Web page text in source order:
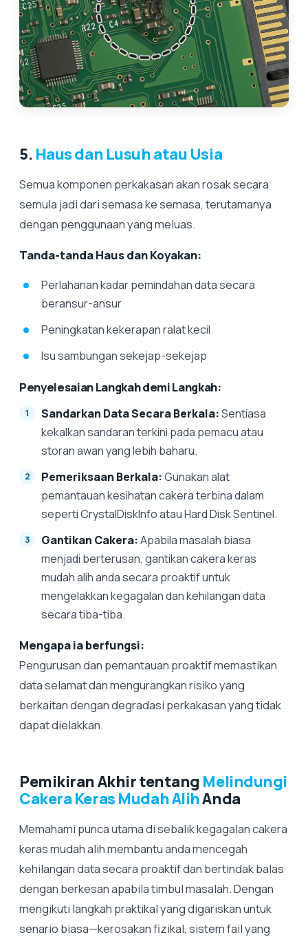
5. Haus dan Lusuh atau Usia
Semua komponen perkakasan akan rosak secara
semula jadi dari semasa ke semasa, terutamanya
dengan penggunaan yang meluas.
Tanda-tanda Haus dan Koyakan:
Perlahanan kadar pemindahan data secara
beransur-ansur
Peningkatan kekerapan ralat kecil
Isu sambungan sekejap-sekejap
Penyelesaian Langkah demi Langkah:
Sandarkan Data Secara Berkala:Sentiasa
kekalkan sandaran terkini pada pemacu atau
storan awan yang lebih baharu.
Pemeriksaan Berkala:Gunakan alat
pemantauan kesihatan cakera terbina dalam
seperti CrystalDiskInfo atau Hard Disk Sentinel.
Gantikan Cakera:Apabila masalah biasa
menjadi berterusan, gantikan cakera keras
mudah alih anda secara proaktif untuk
mengelakkan kegagalan dan kehilangan data
secara tiba-tiba.
Mengapa ia berfungsi:
Pengurusan dan pemantauan proaktif memastikan
data selamat dan mengurangkan risiko yang
berkaitan dengan degradasi perkakasan yang tidak
dapat dielakkan.
Pemikiran Akhir tentang Melindungi
Cakera Keras Mudah AlihAnda
Memahami punca utama di sebalik kegagalan cakera
keras mudah alih membantu anda mencegah
kehilangan data secara proaktif dan bertindak balas
dengan berkesan apabila timbul masalah. Dengan
mengikuti langkah praktikal yang digariskan untuk
senario biasa—kerosakan fizikal, sistem fail yang